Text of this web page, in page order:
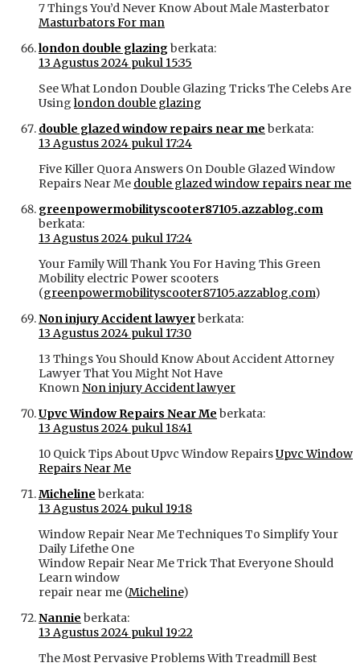
7 Things You’d Never Know About Male Masterbator
Masturbators For man
london double glazingberkata:
13 Agustus 2024 pukul 15:35
See What London Double Glazing Tricks The Celebs Are
Usinglondon double glazing
double glazed window repairs near me berkata:
13 Agustus 2024 pukul 17:24
Five Killer Quora Answers On Double Glazed Window
Repairs Near Me double glazed window repairs near me
greenpowermobilityscooter87105.azzablog.com
berkata:
13 Agustus 2024 pukul 17:24
Your Family Will Thank You For Having This Green
Mobility electric Power scooters
(greenpowermobilityscooter87105.azzablog.com)
Non injury Accident lawyerberkata:
13 Agustus 2024 pukul 17:30
13 Things You Should Know About Accident Attorney
Lawyer That You Might Not Have
Known Non injury Accident lawyer
Upvc Window Repairs Near Me berkata:
13 Agustus 2024 pukul 18:41
10 Quick Tips About Upvc Window RepairsUpvc Window
Repairs Near Me
Micheline berkata:
13 Agustus 2024 pukul 19:18
Window Repair Near Me Techniques To Simplify Your
Daily Lifethe One
Window Repair Near Me Trick That Everyone Should
Learn window
repair near me (Micheline)
Nannie berkata:
13 Agustus 2024 pukul 19:22
The Most Pervasive Problems With Treadmill Best